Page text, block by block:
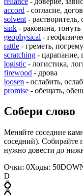
accord - согласие,
solvent - растворитель,
sink - раковина, тонуть
geophysical -
rattle - греметь,
scratching - царапание,
logistic - логистика,
firewood - дрова
loosen - ослабить,
promise - обещать,
Собери слово
Меняйте соседние
соседний). Собирайте
нужно довести до
Очки: 0Ходы: 50DOW
D
💍